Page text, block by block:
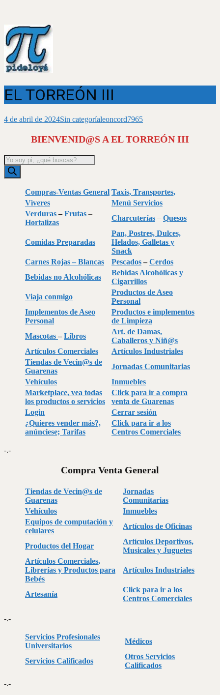
EL TORREÓN III
4 de abril de 2024Sin categoríaleoncord7965
BIENVENID@S A EL TORREÓN III
Búsqueda
de
productos
Compras-Ventas General Taxis, Transportes,
Vìveres
Menú Servicios
Verduras–Frutas –
Hortalizas
Charcuterías – Quesos
Comidas Preparadas
Pan, Postres, Dulces,
Helados, Galletas y
Snack
Carnes Rojas –Blancas Pescados–Cerdos
Bebidas no Alcohólicas
Bebidas Alcohólicas y
Cigarrillos
Viaja conmigo
Productos de Aseo
Personal
Implementos de Aseo
Personal
Productos e implementos
de Limpieza
Mascotas–Libros
Art. de Damas,
Caballeros y Niñ@s
Artículos Comerciales
Artículos Industriales
Tiendas de Vecin@s de
Guarenas
Jornadas Comunitarias
Vehículos
Inmuebles
Marketplace, vea todas
los productos o servicios
Click para ir a compra
venta de Guarenas
Login
Cerrar sesión
¿Quieres vender más?,
anúnciese; Tarifas
Click para ir a los
Centros Comerciales
-.-
Compra Venta General
Tiendas de Vecin@s de
Guarenas
Jornadas
Comunitarias
Vehículos
Inmuebles
Equipos de computación y
celulares
Artículos de Oficinas
Productos del Hogar
Artículos Deportivos,
Musicales y Juguetes
Artículos Comerciales,
Librerías y Productos para
Bebés
Artículos Industriales
Artesanía
Click para ir a los
Centros Comerciales
-.-
Servicios Profesionales
Universitarios
Médicos
Servicios Calificados
Otros Servicios
Calificados
-.-